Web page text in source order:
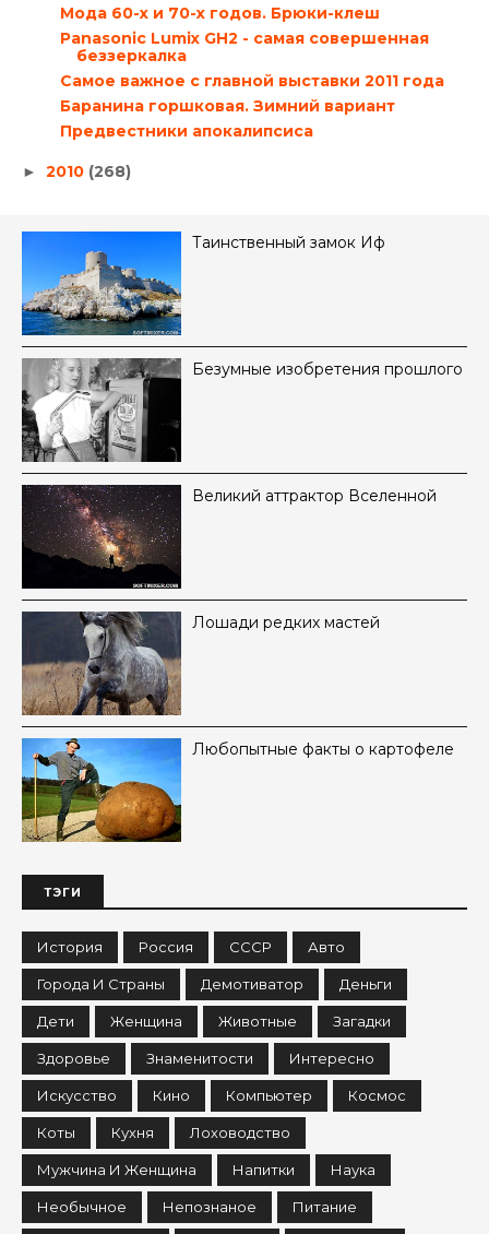
Мода 60-х и 70-х годов. Брюки-клеш
Panasonic Lumix GH2 - самая совершенная
беззеркалка
Самое важное с главной выставки 2011 года
Баранина горшковая. Зимний вариант
Предвестники апокалипсиса
► 2010 (268)
Таинственный замок Иф
Безумные изобретения прошлого
Великий аттрактор Вселенной
Лошади редких мастей
Любопытные факты о картофеле
ТЭГИ
История Россия СССР Авто
Города И Страны Демотиватор Деньги
Дети Женщина Животные Загадки
Здоровье Знаменитости Интересно
Искусство Кино Компьютер Космос
Коты Кухня Лоховодство
Мужчина И Женщина Напитки Наука
Необычное Непознаное Питание